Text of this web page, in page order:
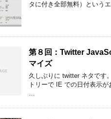
タに付き全部無料）という
第８回：Twitter
マイズ
久しぶりに twitter ネタです
トリーで IE での日付表示
…